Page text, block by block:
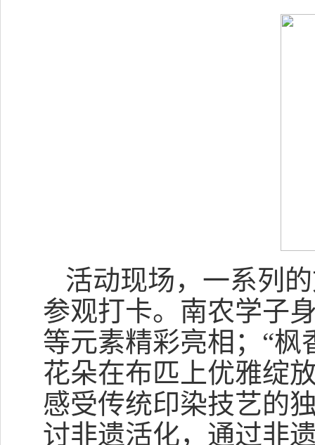
活动现场，一系列
参观打卡。南农学子
等元素精彩亮相；“
花朵在布匹上优雅绽
感受传统印染技艺的
讨非遗活化，通过非